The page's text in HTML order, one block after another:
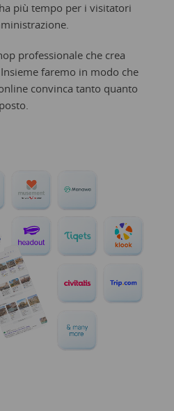
più tempo per i visitatori
professionale che crea
faremo in modo che
convinca tanto quanto